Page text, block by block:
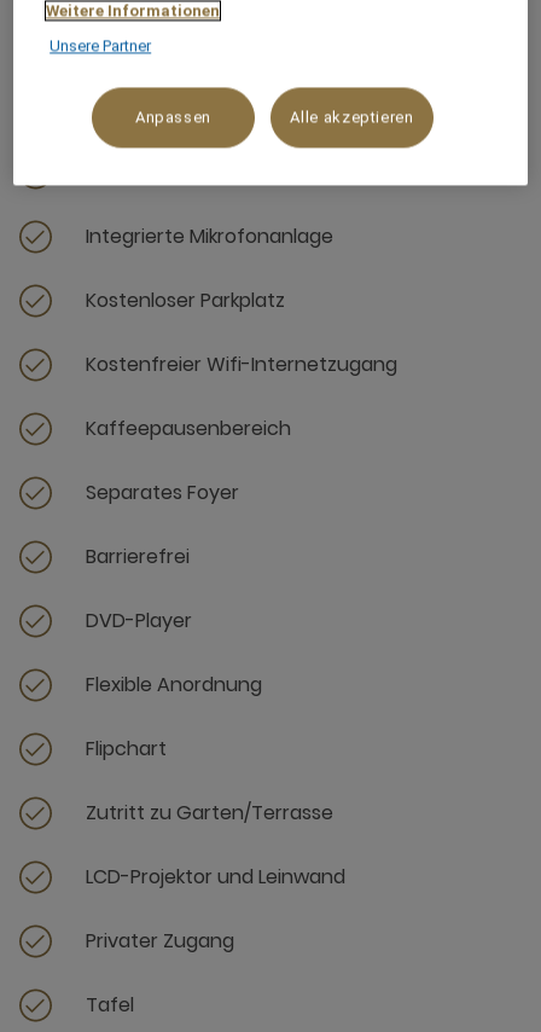
Ausstattung
Klimaanlage
Integrierte Mikrofonanlage
Kostenloser Parkplatz
Kostenfreier Wifi-Internetzugang
Kaffeepausenbereich
Separates Foyer
Barrierefrei
DVD-Player
Flexible Anordnung
Flipchart
Zutritt zu Garten/Terrasse
LCD-Projektor und Leinwand
Privater Zugang
Tafel
Weitere Informationen
Unsere Partner
Anpassen Alle akzeptieren